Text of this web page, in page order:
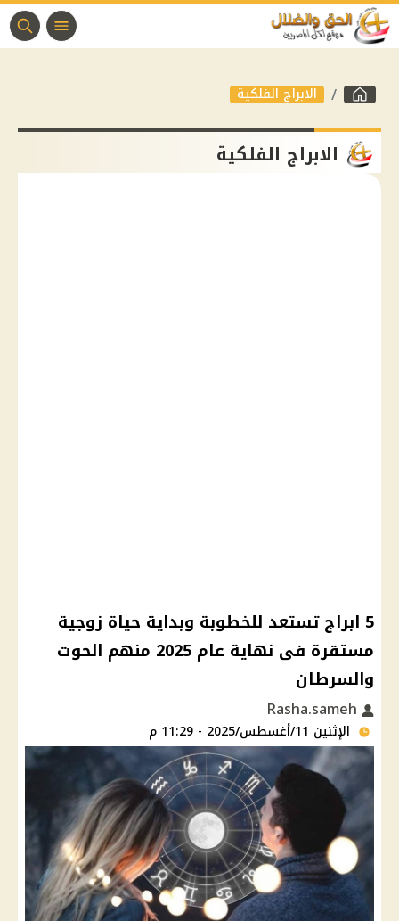
الابراج الفلكية
الابراج الفلكية
5 ابراج تستعد للخطوبة وبداية حياة زوجية
مستقرة فى نهاية عام 2025 منهم الحوت
والسرطان
الإثنين 11/أغسطس/2025 - 11:29 م